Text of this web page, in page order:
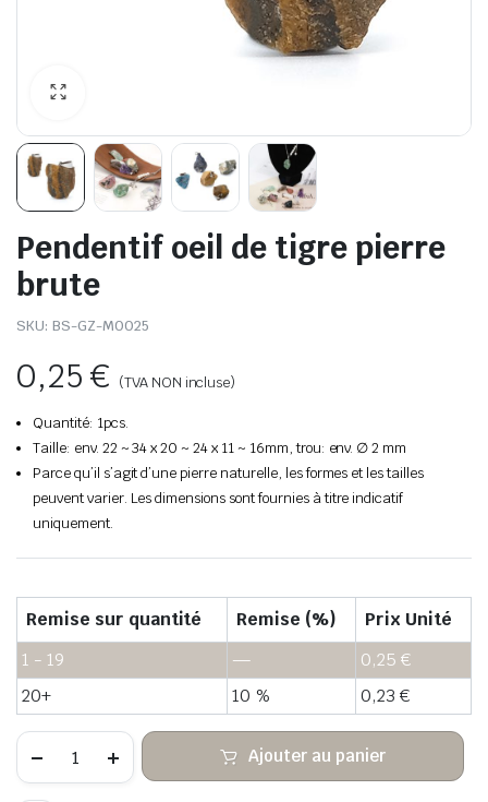
Pendentif oeil de tigre pierre
brute
SKU: BS-GZ-M0025
0,25€ (TVA NON incluse)
Quantité: 1pcs.
Taille: env. 22 ~ 34 x 20 ~ 24 x 11 ~ 16mm, trou: env. ∅ 2 mm
Parce qu’il s’agit d’une pierre naturelle, les formes et les tailles
peuvent varier. Les dimensions sont fournies à titre indicatif
uniquement.
Remise sur quantité Remise (%)
Prix Unité
1 - 19
— 0,25 €
20+
10 % 0,23 €
Pendentif
Ajouter au panier